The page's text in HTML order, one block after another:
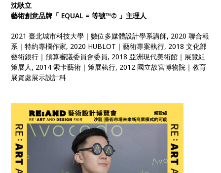
沈耿立
藝術創意品牌「 EQUAL = 等號™© 」主理人
2021 臺北城市科技大學｜數位多媒體設計學系講師, 2020 聯合報
系｜特約專欄作家, 2020 HUBLOT｜藝術專案執行, 2018 文化部
藝術銀行｜預算審議委員會委員, 2018 亞洲現代美術館｜展覽組
策展人, 2014 索卡藝術｜策展執行, 2012 國立故宮博物院｜教育
展資處展示設計科